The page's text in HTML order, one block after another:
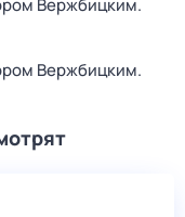
Вержбицким.
Вержбицким.